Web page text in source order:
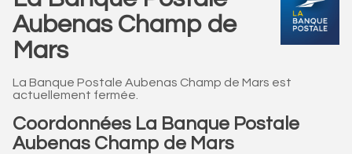
Aubenas Champ de
Mars
La Banque Postale Aubenas Champ de Mars est
actuellement fermée.
Coordonnées La Banque Postale
Aubenas Champ de Mars